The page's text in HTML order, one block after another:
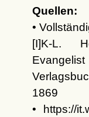
Quellen:
•
[I]K-L.
1869
• https://